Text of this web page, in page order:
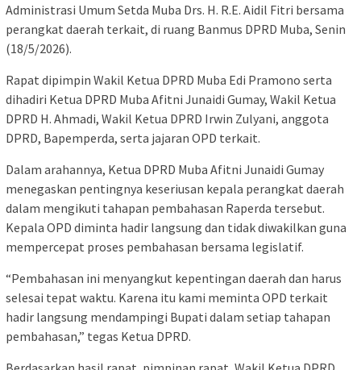
Administrasi Umum Setda Muba Drs. H. R.E. Aidil Fitri bersama
perangkat daerah terkait, di ruang Banmus DPRD Muba, Senin
(18/5/2026).
Rapat dipimpin Wakil Ketua DPRD Muba Edi Pramono serta
dihadiri Ketua DPRD Muba Afitni Junaidi Gumay, Wakil Ketua
DPRD H. Ahmadi, Wakil Ketua DPRD Irwin Zulyani, anggota
DPRD, Bapemperda, serta jajaran OPD terkait.
Dalam arahannya, Ketua DPRD Muba Afitni Junaidi Gumay
menegaskan pentingnya keseriusan kepala perangkat daerah
dalam mengikuti tahapan pembahasan Raperda tersebut.
Kepala OPD diminta hadir langsung dan tidak diwakilkan guna
mempercepat proses pembahasan bersama legislatif.
“Pembahasan ini menyangkut kepentingan daerah dan harus
selesai tepat waktu. Karena itu kami meminta OPD terkait
hadir langsung mendampingi Bupati dalam setiap tahapan
pembahasan,” tegas Ketua DPRD.